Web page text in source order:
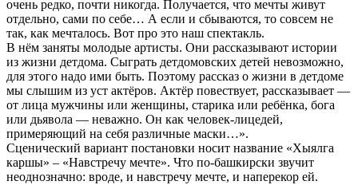
очень редко, почти никогда. Получается, что мечты живут
отдельно, сами по себе… А если и сбываются, то совсем не
так, как мечталось. Вот про это наш спектакль.
В нём заняты молодые артисты. Они рассказывают истории
из жизни детдома. Сыграть детдомовских детей невозможно,
для этого надо ими быть. Поэтому рассказ о жизни в детдоме
мы слышим из уст актёров. Актёр повествует, рассказывает —
от лица мужчины или женщины, старика или ребёнка, бога
или дьявола — неважно. Он как человек-лицедей,
примеряющий на себя различные маски…».
Сценический вариант постановки носит название «Хыялга
каршы» – «Навстречу мечте». Что по-башкирски звучит
неоднозначно: вроде, и навстречу мечте, и наперекор ей.